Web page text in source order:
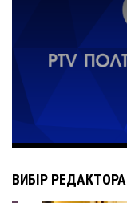
ВИБІР РЕДАКТОРА